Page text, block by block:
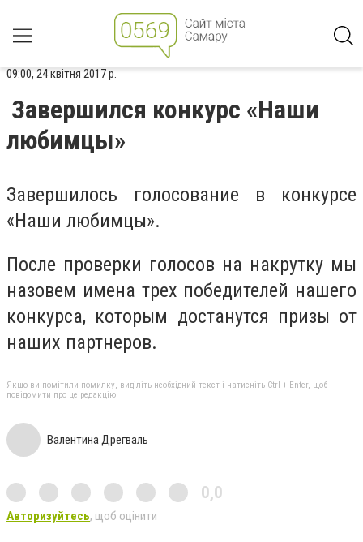
09:00, 24 квітня 2017 р.
Завершился конкурс «Наши
любимцы»
Завершилось голосование в конкурсе
«Наши любимцы».
После проверки голосов на накрутку мы
назовем имена трех победителей нашего
конкурса, которым достанутся призы от
наших партнеров.
Якщо ви помітили помилку, виділіть необхідний текст і натисніть Ctrl + Enter, щоб
повідомити про це редакцію
Валентина Дрегваль
0,0
Авторизуйтесь, щоб оцінити